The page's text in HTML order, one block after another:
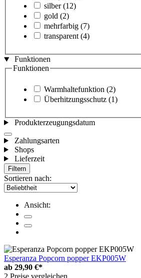
silber (12)
gold (2)
mehrfarbig (7)
transparent (4)
Funktionen
Funktionen
Warmhaltefunktion (2)
Überhitzungsschutz (1)
Produkterzeugungsdatum
Zahlungsarten
Shops
Lieferzeit
Filtern
Sortieren nach:
Ansicht:
Esperanza Popcorn popper EKP005W
ab 29,90 €*
2 Preise vergleichen